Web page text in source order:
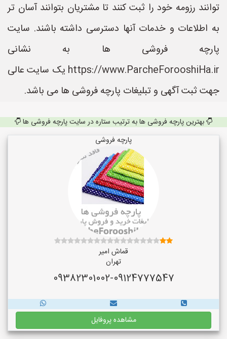
توانند رزومه خود را ثبت کنند تا مشتریان بتوانند آسان تر
به اطلاعات و خدمات آنها دسترسی داشته باشند. سایت
پارچه فروشی ها به نشانی
https://www.ParcheForooshiHa.ir یک سایت عالی
جهت ثبت آگهی و تبلیغات پارچه فروشی ها می باشد.
بهترین پارچه فروشی ها به ترتیب ستاره در سایت پارچه فروشی ها
پارچه فروشی
قماش امیر
تهران
09382301002-09124777547
مشاهده پروفایل